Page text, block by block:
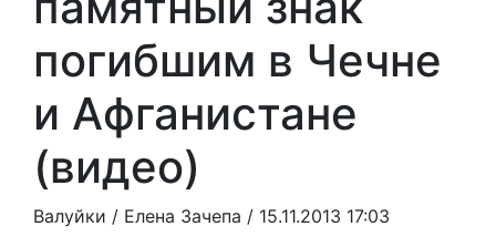
погибшим в Чечне
и Афганистане
(видео)
Валуйки / Елена Зачепа / 15.11.2013 17:03